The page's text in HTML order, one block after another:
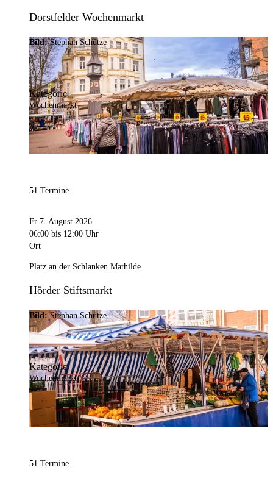
Dorstfelder Wochenmarkt
Bild:Stephan Schütze
Kategorie
Wochenmarkt
51 Termine
Fr 7. August 2026
06:00 bis 12:00 Uhr
Ort
Platz an der Schlanken Mathilde
Hörder Stiftsmarkt
Bild:Stephan Schütze
Kategorie
Wochenmarkt
51 Termine